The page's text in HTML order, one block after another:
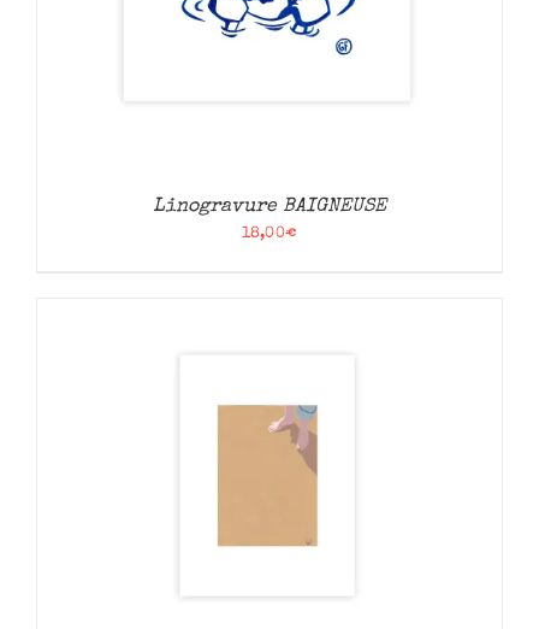
Linogravure BAIGNEUSE
18,00€